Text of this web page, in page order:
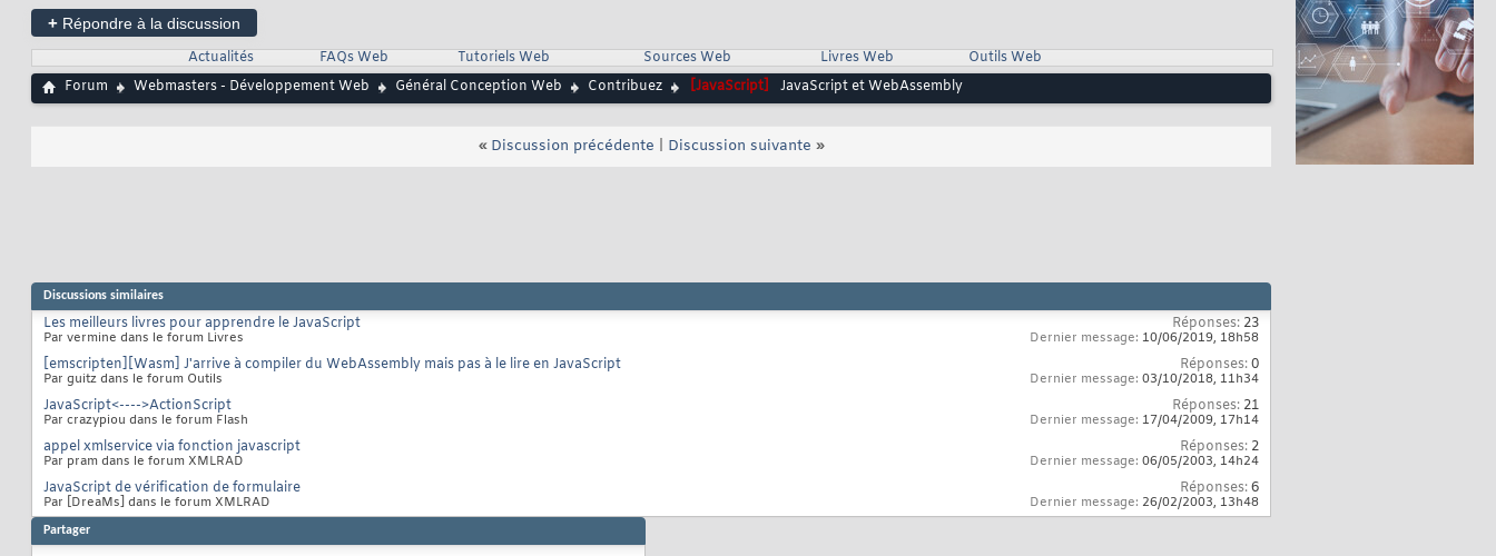
+ Répondre à la discussion
Actualités
FAQs Web Tutoriels Web Sources Web Livres Web
Outils Web
Forum
Webmasters - Développement Web Général Conception Web Contribuez [JavaScript] JavaScript et WebAssembly
« Discussion précédente Discussion suivante »
Discussions similaires
Les meilleurs livres pour apprendre le JavaScript
Par vermine dans le forum Livres
Réponses: 23
Dernier message: 10/06/2019, 18h58
[emscripten][Wasm] J'arrive à compiler du WebAssembly mais pas à le lire en JavaScript
Par guitz dans le forum Outils
Réponses:0
Dernier message: 03/10/2018, 11h34
JavaScript<---->ActionScript
Par crazypiou dans le forum Flash
Réponses: 21
Dernier message: 17/04/2009, 17h14
appel xmlservice via fonction javascript
Par pram dans le forum XMLRAD
Réponses: 2
Dernier message: 06/05/2003, 14h24
JavaScript de vérification de formulaire
Par [DreaMs] dans le forum XMLRAD
Réponses:6
Dernier message: 26/02/2003, 13h48
Partager